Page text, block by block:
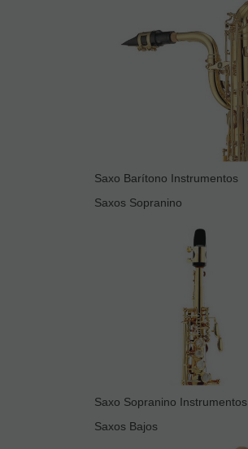
Saxo Barítono Instrumentos
Saxos Sopranino
Saxo Sopranino Instrumentos
Saxos Bajos